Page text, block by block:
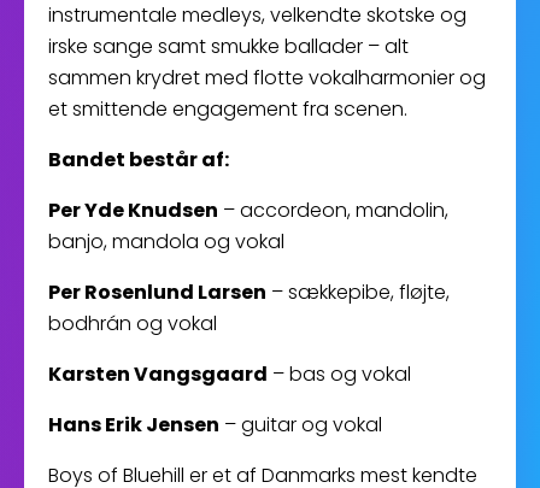
instrumentale medleys, velkendte skotske og
irske sange samt smukke ballader – alt
sammen krydret med flotte vokalharmonier og
et smittende engagement fra scenen.
Bandet består af:
Per Yde Knudsen – accordeon, mandolin,
banjo, mandola og vokal
Per Rosenlund Larsen – sækkepibe, fløjte,
bodhrán og vokal
Karsten Vangsgaard – bas og vokal
Hans Erik Jensen – guitar og vokal
Boys of Bluehill er et af Danmarks mest kendte